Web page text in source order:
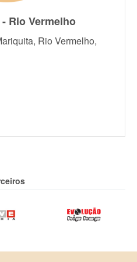
Rio Vermelho
Rio Vermelho,